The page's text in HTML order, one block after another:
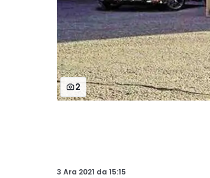
2
3 Ara 2021 da 15:15